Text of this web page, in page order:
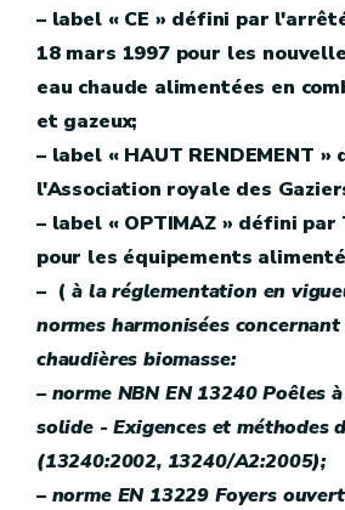
– label « CE » défini par
18 mars 1997 pour les
eau chaude alimentées en
et gazeux;
– label « HAUT RENDEMENT
l'Association royale des
– label « OPTIMAZ » défini par
pour les équipements
– (à la réglementation en
normes harmonisées
chaudières biomasse:
– norme NBN EN 13240 Poêles
solide - Exigences et méthodes
(13240:2002, 13240/A2:2005);
– norme EN 13229 Foyers